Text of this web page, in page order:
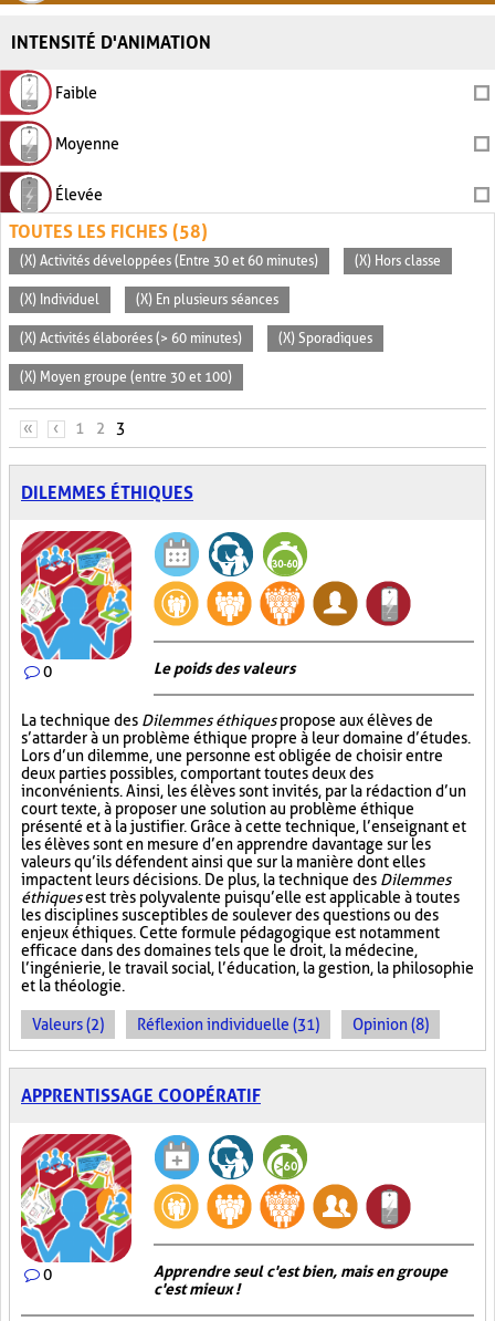
INTENSITÉ D'ANIMATION
Faible
Moyenne
Élevée
TOUTES LES FICHES (58)
(X) Activités développées (Entre 30 et 60 minutes) (X) Hors classe
(X) Individuel (X) En plusieurs séances
(X) Activités élaborées (> 60 minutes) (X) Sporadiques
(X) Moyen groupe (entre 30 et 100)
PAGES
« ‹ 1 2 3
DILEMMES ÉTHIQUES
0 Le poids des valeurs
La technique des Dilemmes éthiquespropose aux élèves de
s’attarder à un problème éthique propre à leur domaine d’études.
Lors d’un dilemme, une personne est obligée de choisir entre
deux parties possibles, comportant toutes deux des
inconvénients. Ainsi, les élèves sont invités, par la rédaction d’un
court texte, à proposer une solution au problème éthique
présenté et à la justifier. Grâce à cette technique, l’enseignant et
les élèves sont en mesure d’en apprendre davantage sur les
valeurs qu’ils défendent ainsi que sur la manière dont elles
impactent leurs décisions. De plus, la technique des Dilemmes
éthiquesest très polyvalente puisqu’elle est applicable à toutes
les disciplines susceptibles de soulever des questions ou des
enjeux éthiques. Cette formule pédagogique est notamment
efficace dans des domaines tels que le droit, la médecine,
l’ingénierie, le travail social, l’éducation, la gestion, la philosophie
et la théologie.
Valeurs (2) Réflexion individuelle (31) Opinion (8)
APPRENTISSAGE COOPÉRATIF
0
Apprendre seul c'est bien, mais en groupe
c'est mieux !